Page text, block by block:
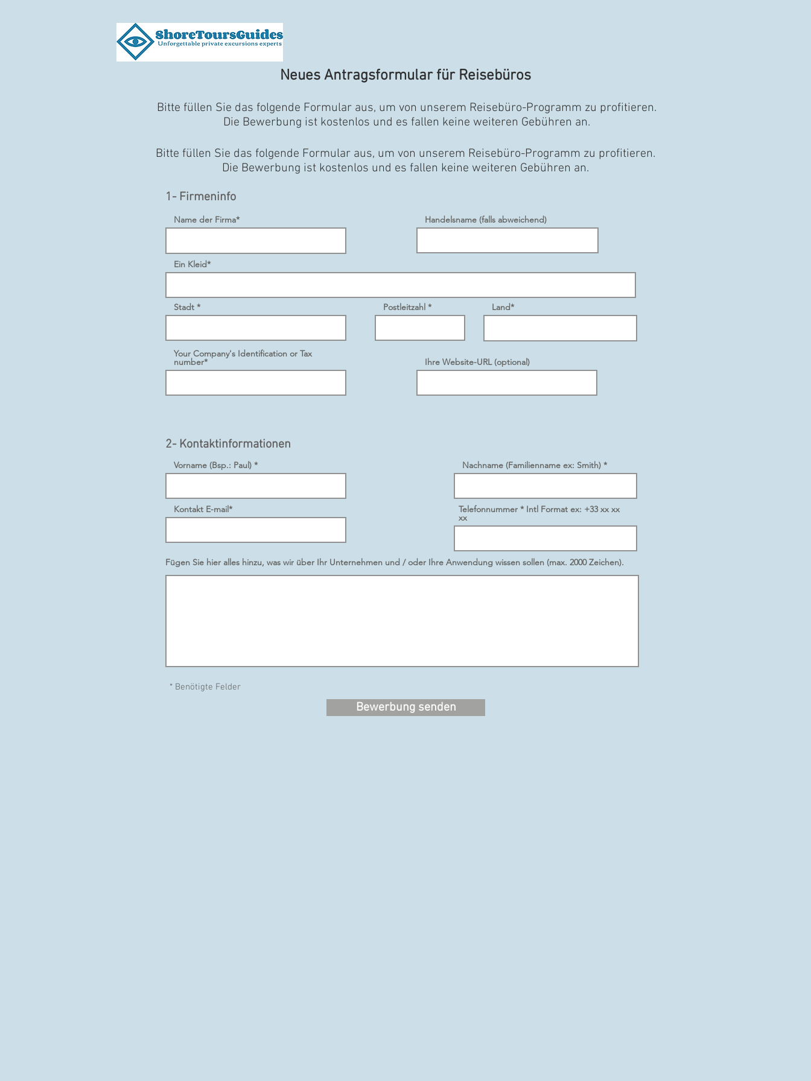
Neues Antragsformular für Reisebüros
Bitte füllen Sie das folgende Formular aus, um von unserem Reisebüro-Programm zu profitieren.
Die Bewerbung ist kostenlos und es fallen keine weiteren Gebühren an.
Bitte füllen Sie das folgende Formular aus, um von unserem Reisebüro-Programm zu profitieren.
Die Bewerbung ist kostenlos und es fallen keine weiteren Gebühren an.
1- Firmeninfo
Name der Firma* Handelsname (falls abweichend)
Ein Kleid*
Stadt *
Your Company's Identification or Tax
number*
Postleitzahl * Land*
Ihre Website-URL (optional)
2- Kontaktinformationen
Vorname (Bsp.: Paul) *
Kontakt E-mail*
Nachname (Familienname ex: Smith) *
Telefonnummer * Intl Format ex: +33 xx xx
xx
Fügen Sie hier alles hinzu, was wir über Ihr Unternehmen und / oder Ihre Anwendung wissen sollen (max. 2000 Zeichen).
* Benötigte Felder
Bewerbung senden